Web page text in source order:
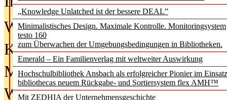
„Knowledge Unlatched ist der bessere DEAL”
Minimalistisches Design. Maximale Kontrolle. Monitoringsystem
testo 160
zum Überwachen der Umgebungsbedingungen in Bibliotheken.
Emerald – Ein Familienverlag mit weltweiter Auswirkung
Hochschulbibliothek Ansbach als erfolgreicher Pionier im
bibliothecas neuem Rückgabe- und Sortiersystem flex AMH™
Mit ZEDHIA der Unternehmensgeschichte
Was Hochschul­bibliotheken von
Kinder in der digitalen Welt
Metadaten als Infrastruktur
Wenn Bots katalogisieren